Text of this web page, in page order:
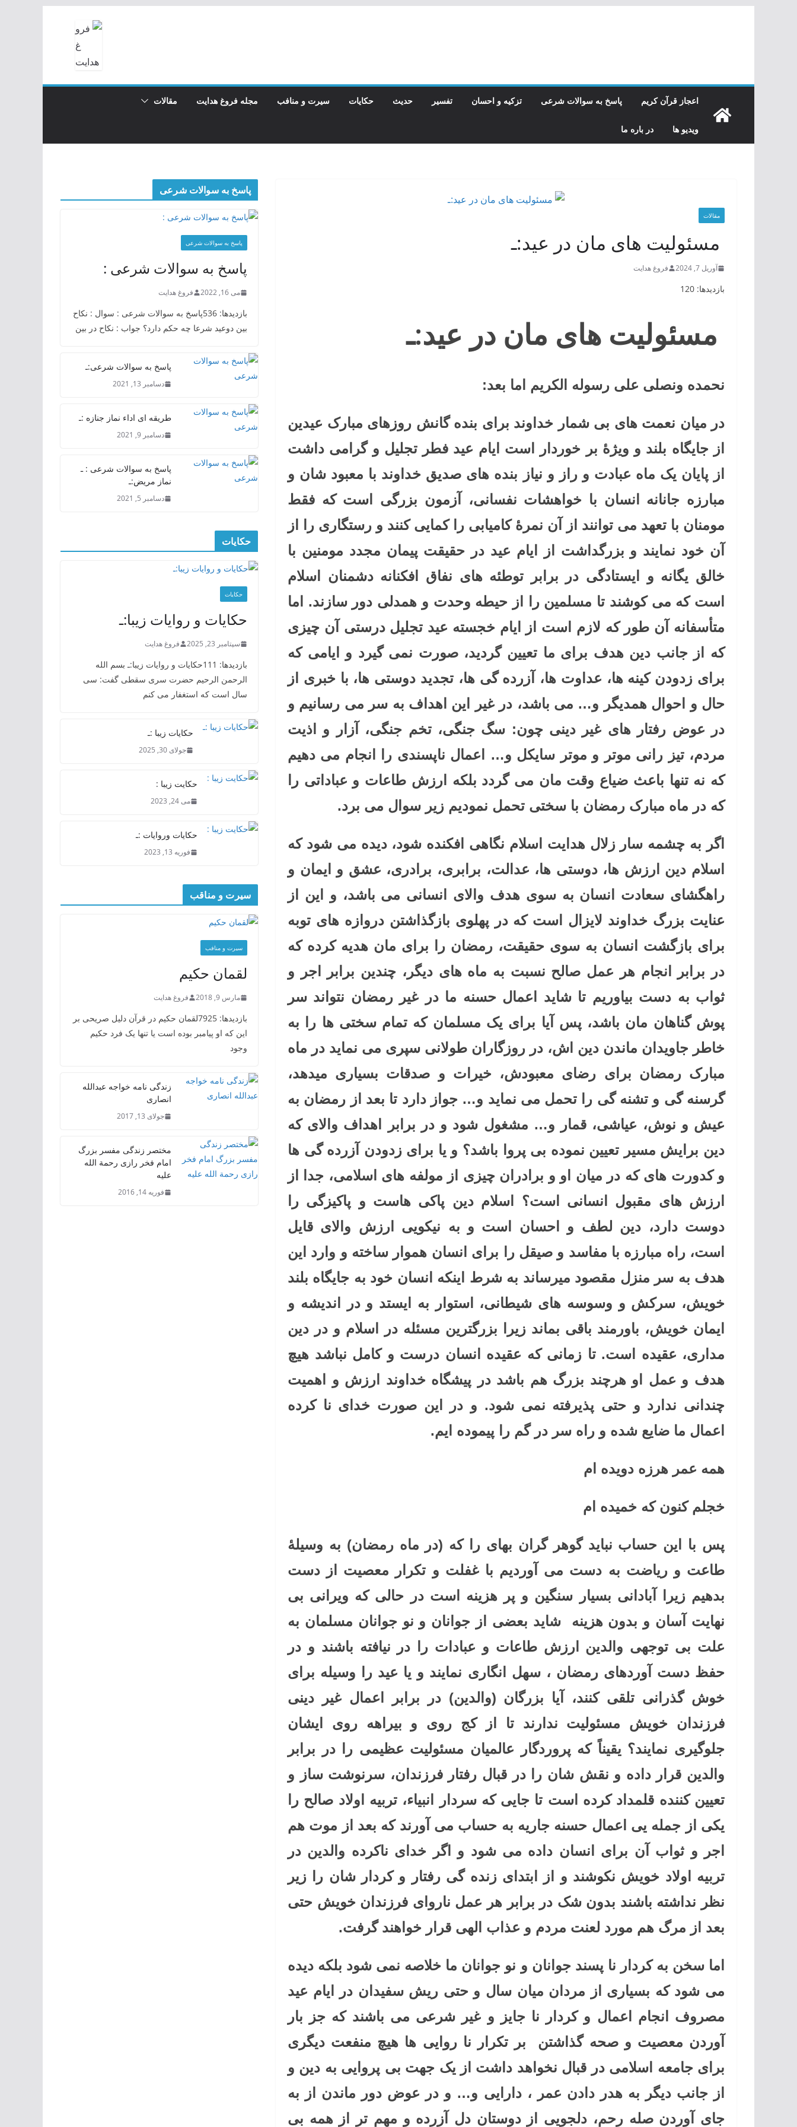
اعجاز قرآن کریم پاسخ به سوالات شرعی تزکیه و احسان تفسیر حدیث حکایات سیرت و منافب مجله فروغ هدایت مقالات
ویدیو ها در باره ما
مقالات
مسئولیت های مان در عید:ـ
آوریل 7, 2024 فروغ هدایت
بازدیدها: 120
مسئولیت های مان در عید:ـ
نحمده ونصلی علی رسوله الکریم اما بعد:
در میان نعمت های بی شمار خداوند برای بنده گانش روزهای مبارک عیدین
از جایگاه بلند و ویژۀ بر خوردار است ایام عید فطر تجلیل و گرامی داشت
از پایان یک ماه عبادت و راز و نیاز بنده های صدیق خداوند با معبود شان و
مبارزه جانانه انسان با خواهشات نفسانی، آزمون بزرگی است که فقط
مومنان با تعهد می توانند از آن نمرۀ کامیابی را کمایی کنند و رستگاری را از
آن خود نمایند و بزرگداشت از ایام عید در حقیقت پیمان مجدد مومنین با
خالق یگانه و ایستادگی در برابر توطئه های نفاق افکنانه دشمنان اسلام
است که می کوشند تا مسلمین را از حیطه وحدت و همدلی دور سازند. اما
متأسفانه آن طور که لازم است از ایام خجسته عید تجلیل درستی آن چیزی
که از جانب دین هدف برای ما تعیین گردید، صورت نمی گیرد و ایامی که
برای زدودن کینه ها، عداوت ها، آزرده گی ها، تجدید دوستی ها، با خبری از
حال و احوال همدیگر و… می باشد، در غیر این اهداف به سر می رسانیم و
در عوض رفتار های غیر دینی چون: سگ جنگی، تخم جنگی، آزار و اذیت
مردم، تیز رانی موتر و موتر سایکل و… اعمال ناپسندی را انجام می دهیم
که نه تنها باعث ضیاع وقت مان می گردد بلکه ارزش طاعات و عباداتی را
که در ماه مبارک رمضان با سختی تحمل نمودیم زیر سوال می برد.
اگر به چشمه سار زلال هدایت اسلام نگاهی افکنده شود، دیده می شود که
اسلام دین ارزش ها، دوستی ها، عدالت، برابری، برادری، عشق و ایمان و
راهگشای سعادت انسان به سوی هدف والای انسانی می باشد، و این از
عنایت بزرگ خداوند لایزال است که در پهلوی بازگذاشتن دروازه های توبه
برای بازگشت انسان به سوی حقیقت، رمضان را برای مان هدیه کرده که
در برابر انجام هر عمل صالح نسبت به ماه های دیگر، چندین برابر اجر و
ثواب به دست بیاوریم تا شاید اعمال حسنه ما در غیر رمضان نتواند سر
پوش گناهان مان باشد، پس آیا برای یک مسلمان که تمام سختی ها را به
خاطر جاویدان ماندن دین اش، در روزگاران طولانی سپری می نماید در ماه
مبارک رمضان برای رضای معبودش، خیرات و صدقات بسیاری میدهد،
گرسنه گی و تشنه گی را تحمل می نماید و… جواز دارد تا بعد از رمضان به
عیش و نوش، عیاشی، قمار و… مشغول شود و در برابر اهداف والای که
دین برایش مسیر تعیین نموده بی پروا باشد؟ و یا برای زدودن آزرده گی ها
و کدورت های که در میان او و برادران چیزی از مولفه های اسلامی، جدا از
ارزش های مقبول انسانی است؟ اسلام دین پاکی هاست و پاکیزگی را
دوست دارد، دین لطف و احسان است و به نیکویی ارزش والای قایل
است، راه مبارزه با مفاسد و صیقل را برای انسان هموار ساخته و وارد این
هدف به سر منزل مقصود میرساند به شرط اینکه انسان خود به جایگاه بلند
خویش، سرکش و وسوسه های شیطانی، استوار به ایستد و در اندیشه و
ایمان خویش، باورمند باقی بماند زیرا بزرگترین مسئله در اسلام و در دین
مداری، عقیده است. تا زمانی که عقیده انسان درست و کامل نباشد هیچ
هدف و عمل او هرچند بزرگ هم باشد در پیشگاه خداوند ارزش و اهمیت
چندانی ندارد و حتی پذیرفته نمی شود. و در این صورت خدای نا کرده
اعمال ما ضایع شده و راه سر در گم را پیموده ایم.
همه عمر هرزه دویده ام
خجلم کنون که خمیده ام
پس با این حساب نباید گوهر گران بهای را که (در ماه رمضان) به وسیلۀ
طاعت و ریاضت به دست می آوردیم با غفلت و تکرار معصیت از دست
بدهیم زیرا آبادانی بسیار سنگین و پر هزینه است در حالی که ویرانی بی
نهایت آسان و بدون هزینه شاید بعضی از جوانان و نو جوانان مسلمان به
علت بی توجهی والدین ارزش طاعات و عبادات را در نیافته باشند و در
حفظ دست آوردهای رمضان ، سهل انگاری نمایند و یا عید را وسیله برای
خوش گذرانی تلقی کنند، آیا بزرگان (والدین) در برابر اعمال غیر دینی
فرزندان خویش مسئولیت ندارند تا از کج روی و بیراهه روی ایشان
جلوگیری نمایند؟ یقیناً که پروردگار عالمیان مسئولیت عظیمی را در برابر
والدین قرار داده و نقش شان را در قبال رفتار فرزندان، سرنوشت ساز و
تعیین کننده قلمداد کرده است تا جایی که سردار انبیاء، تربیه اولاد صالح را
یکی از جمله یی اعمال حسنه جاریه به حساب می آورند که بعد از موت هم
اجر و ثواب آن برای انسان داده می شود و اگر خدای ناکرده والدین در
تربیه اولاد خویش نکوشند و از ابتدای زنده گی رفتار و کردار شان را زیر
نظر نداشته باشند بدون شک در برابر هر عمل ناروای فرزندان خویش حتی
بعد از مرگ هم مورد لعنت مردم و عذاب الهی قرار خواهند گرفت.
اما سخن به کردار نا پسند جوانان و نو جوانان ما خلاصه نمی شود بلکه دیده
می شود که بسیاری از مردان میان سال و حتی ریش سفیدان در ایام عید
مصروف انجام اعمال و کردار نا جایز و غیر شرعی می باشند که جز بار
آوردن معصیت و صحه گذاشتن بر تکرار نا روایی ها هیچ منفعت دیگری
برای جامعه اسلامی در قبال نخواهد داشت از یک جهت بی پروایی به دین و
از جانب دیگر به هدر دادن عمر ، دارایی و… و در عوض دور ماندن از به
جای آوردن صله رحم، دلجویی از دوستان دل آزرده و مهم تر از همه بی
پاسخ به سوالات شرعی
پاسخ به سوالات شرعی
پاسخ به سوالات شرعی :
می 16, 2022 فروغ هدایت
بازدیدها: 536پاسخ به سوالات شرعی : سوال : نکاح
بین دوعید شرعا چه حکم دارد؟ جواب : نکاح در بین
پاسخ به سوالات شرعی:ـ
دسامبر 13, 2021
طریقه ای اداء نماز جنازه :ـ
دسامبر 9, 2021
پاسخ به سوالات شرعی : ـ
نماز مریض:ـ
دسامبر 5, 2021
حکایات
حکایات
حکایات و روایات زیبا:ـ
سپتامبر 23, 2025 فروغ هدایت
بازدیدها: 111حکایات و روایات زیبا:ـ بسم الله
الرحمن الرحیم حضرت سری سقطی گفت: سی
سال است که استغفار می کنم
حکایات زیبا :ـ
جولای 30, 2025
حکایت زیبا :
می 24, 2023
حکایات وروایات :ـ
فوریه 13, 2023
سیرت و مناقب
سیرت و منافب
لقمان حکیم
مارس 9, 2018 فروغ هدایت
بازدیدها: 7925لقمان حکیم در قرآن دلیل صریحی بر
این که او پیامبر بوده است یا تنها یک فرد حکیم
وجود
زندگی نامه خواجه عبدالله
انصاری
جولای 13, 2017
مختصر زندگی مفسر بزرگ
امام فخر رازی رحمة الله
علیه
فوریه 14, 2016